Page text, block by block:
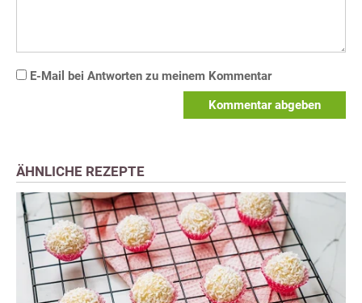
E-Mail bei Antworten zu meinem Kommentar
Kommentar abgeben
ÄHNLICHE REZEPTE